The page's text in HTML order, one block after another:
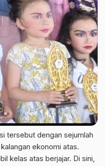
tersebut dengan sejumlah
ekonomi atas.
kelas atas berjajar. Di sini,